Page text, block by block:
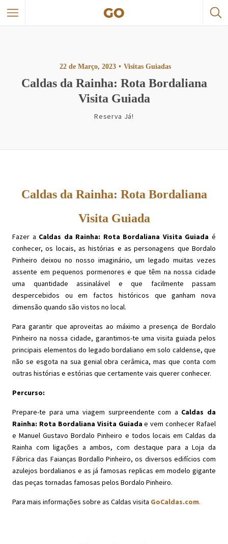
22 de Março, 2023 Visitas Guiadas
Caldas da Rainha: Rota Bordaliana
Visita Guiada
Reserva Já!
Caldas da Rainha: Rota Bordaliana
Visita Guiada
Fazer a Caldas da Rainha: Rota Bordaliana Visita Guiada é
conhecer, os locais, as histórias e as personagens que Bordalo
Pinheiro deixou no nosso imaginário, um legado muitas vezes
assente em pequenos pormenores e que têm na nossa cidade
uma quantidade assinalável e que facilmente passam
despercebidos ou em factos históricos que ganham nova
dimensão quando são vistos no local.
Para garantir que aproveitas ao máximo a presença de Bordalo
Pinheiro na nossa cidade, garantimos-te uma visita guiada pelos
principais elementos do legado bordaliano em solo caldense, que
não se esgota na sua genial obra cerâmica, mas que conta com
outras histórias e estórias que certamente vais querer conhecer.
Percurso:
Prepare-te para uma viagem surpreendente com a Caldas da
Rainha: Rota Bordaliana Visita Guiada e vem conhecer Rafael
e Manuel Gustavo Bordalo Pinheiro e todos locais em Caldas da
Rainha com ligações a ambos, com destaque para a Loja da
Fábrica das Faianças Bordallo Pinheiro, os diversos edifícios com
azulejos bordalianos e as já famosas replicas em modelo gigante
das peças tornadas famosas pelos Bordalo Pinheiro.
Para mais informações sobre as Caldas visita GoCaldas.com.